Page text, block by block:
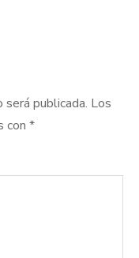
publicada. Los
con *